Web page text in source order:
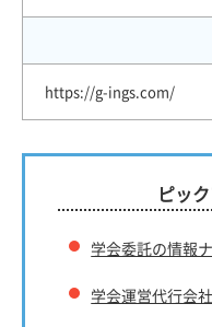
https://g-ings.com/
ピッ
学会委託の情報
学会運営代行会